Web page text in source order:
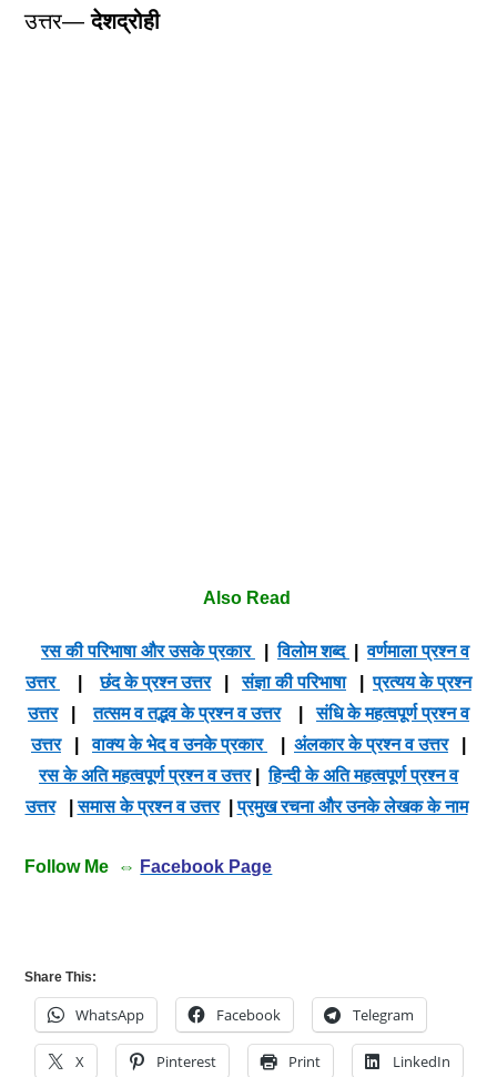
उत्तर—देशद्रोही
Also Read
रस की परिभाषा और उसके प्रकार |विलोम शब्द |वर्णमाला प्रश्न व
उत्तर
|छंद के प्रश्न उत्तर|संज्ञा की परिभाषा|प्रत्यय के प्रश्न
उत्तर|तत्सम व तद्भव के प्रश्न व उत्तर|संधि के महत्वपूर्ण प्रश्न व
उत्तर|वाक्य के भेद व उनके प्रकार अंलकार के प्रश्न व उत्तर|
रस के अति महत्वपूर्ण प्रश्न व उत्तर|हिन्दी के अति महत्वपूर्ण प्रश्न व
उत्तर|समास के प्रश्न व उत्तर|प्रमुख रचना और उनके लेखक के नाम
Follow Me ⇔ Facebook Page
Share This:
WhatsApp Facebook Telegram
X Pinterest Print LinkedIn